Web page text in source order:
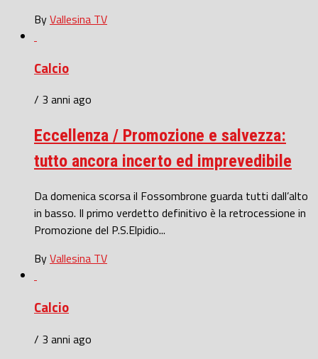
ByVallesina TV
Calcio
/ 3 anni ago
Eccellenza / Promozione e salvezza:
tutto ancora incerto ed imprevedibile
Da domenica scorsa il Fossombrone guarda tutti dall’alto
in basso. Il primo verdetto definitivo è la retrocessione in
Promozione del P.S.Elpidio...
ByVallesina TV
Calcio
/ 3 anni ago